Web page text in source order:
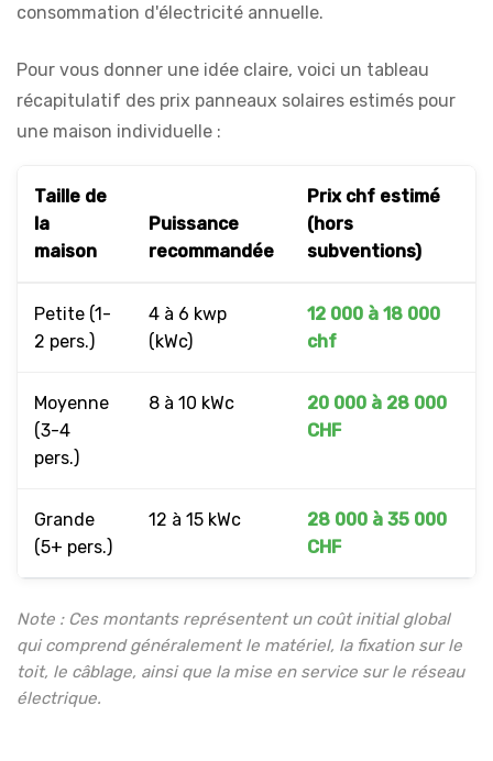
consommation d'électricité annuelle.
Pour vous donner une idée claire, voici un tableau
récapitulatif des prix panneaux solaires estimés pour
une maison individuelle :
Taille de
la
maison
Puissance
recommandée
Prix chf estimé
(hors
subventions)
Petite (1-
2 pers.)
4 à 6 kwp
(kWc)
12 000 à 18 000
chf
Moyenne
(3-4
pers.)
8 à 10 kWc
20 000 à 28 000
CHF
Grande
(5+ pers.)
12 à 15 kWc
28 000 à 35 000
CHF
Note : Ces montants représentent un coût initial global
qui comprend généralement le matériel, la fixation sur le
toit, le câblage, ainsi que la mise en service sur le réseau
électrique.